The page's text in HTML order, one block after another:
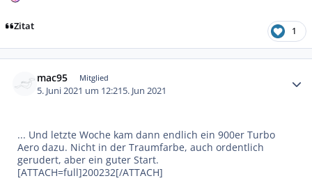
Zitat 1
mac95 Mitglied
5. Juni 2021 um 12:215. Jun 2021
... Und letzte Woche kam dann endlich ein 900er Turbo
Aero dazu. Nicht in der Traumfarbe, auch ordentlich
gerudert, aber ein guter Start.
[ATTACH=full]200232[/ATTACH]